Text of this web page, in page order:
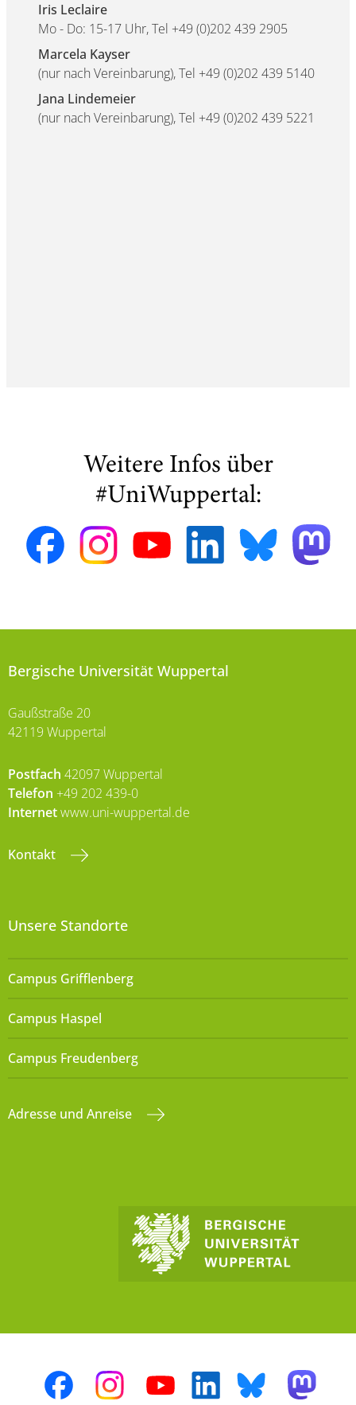
Iris Leclaire
Mo - Do: 15-17 Uhr, Tel +49 (0)202 439 2905
Marcela Kayser
(nur nach Vereinbarung), Tel +49 (0)202 439 5140
Jana Lindemeier
(nur nach Vereinbarung), Tel +49 (0)202 439 5221
Weitere Infos über
#UniWuppertal:
Bergische Universität Wuppertal
Gaußstraße 20
42119 Wuppertal
Postfach 42097 Wuppertal
Telefon +49 202 439-0
Internetwww.uni-wuppertal.de
Kontakt
Unsere Standorte
Campus Grifflenberg
Campus Haspel
Campus Freudenberg
Adresse und Anreise